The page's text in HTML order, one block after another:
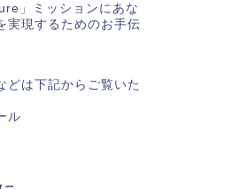
」ミッションにあな
実現するためのお手伝
どは下記からご覧いた
ル